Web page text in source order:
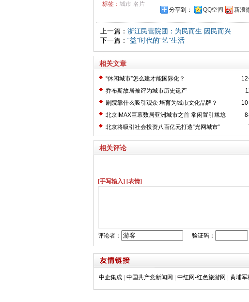
标签： 城市 名片
分享到：
QQ空间 新浪
上一篇： 浙江民营院团：为民而生 因民而兴
下一篇： “益”时代的“艺”生活
相关文章
“休闲城市”怎么建才能国际化？
乔布斯故居被评为城市历史遗产
剧院靠什么吸引观众 培育为城市文化品牌？
北京IMAX巨幕数居亚洲城市之首 常闲置引尴尬
北京将吸引社会投资八百亿元打造“光网城市”
相关评论
[手写输入] [表情]
评论者： 验证码：
中企集成 中国共产党新闻网 中红网-红色旅游网 黄埔军